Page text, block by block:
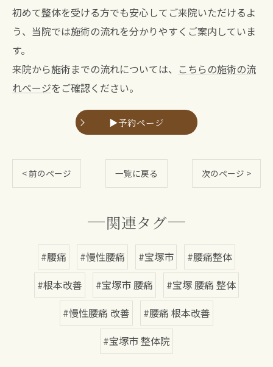
初めて整体を受ける方でも安心してご来院いただけるよ
う、当院では施術の流れを分かりやすくご案内していま
す。
来院から施術までの流れについては、 こちらの施術の流
れページをご確認ください。
▶予約ページ
< 前のページ 一覧に戻る 次のページ >
関連タグ
#腰痛 #慢性腰痛 #宝塚市
#腰痛整体
#根本改善
#宝塚市 腰痛
#宝塚 腰痛 整体
#慢性腰痛 改善
#腰痛 根本改善
#宝塚市 整体院